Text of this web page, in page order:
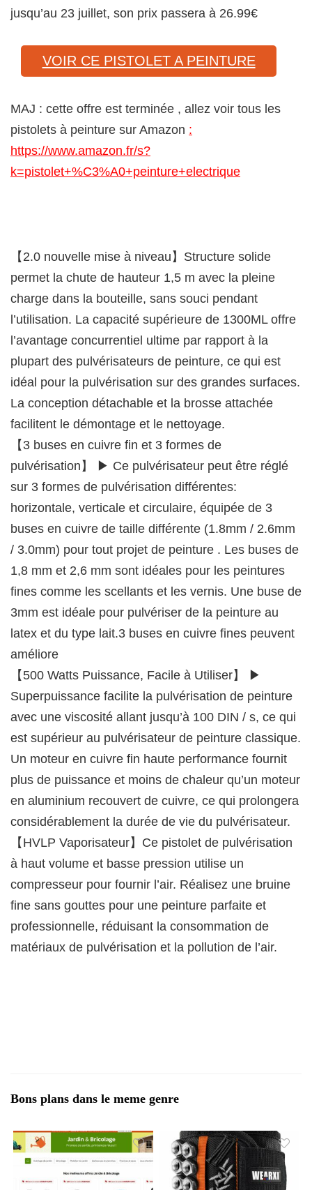
jusqu’au 23 juillet, son prix passera à 26.99€
VOIR CE PISTOLET A PEINTURE
MAJ : cette offre est terminée , allez voir tous les
pistolets à peinture sur Amazon :
https://www.amazon.fr/s?
k=pistolet+%C3%A0+peinture+electrique
【2.0 nouvelle mise à niveau】Structure solide
permet la chute de hauteur 1,5 m avec la pleine
charge dans la bouteille, sans souci pendant
l’utilisation. La capacité supérieure de 1300ML offre
l’avantage concurrentiel ultime par rapport à la
plupart des pulvérisateurs de peinture, ce qui est
idéal pour la pulvérisation sur des grandes surfaces.
La conception détachable et la brosse attachée
facilitent le démontage et le nettoyage.
【3 buses en cuivre fin et 3 formes de
pulvérisation】 ▶ Ce pulvérisateur peut être réglé
sur 3 formes de pulvérisation différentes:
horizontale, verticale et circulaire, équipée de 3
buses en cuivre de taille différente (1.8mm / 2.6mm
/ 3.0mm) pour tout projet de peinture . Les buses de
1,8 mm et 2,6 mm sont idéales pour les peintures
fines comme les scellants et les vernis. Une buse de
3mm est idéale pour pulvériser de la peinture au
latex et du type lait.3 buses en cuivre fines peuvent
améliore
【500 Watts Puissance, Facile à Utiliser】 ▶
Superpuissance facilite la pulvérisation de peinture
avec une viscosité allant jusqu’à 100 DIN / s, ce qui
est supérieur au pulvérisateur de peinture classique.
Un moteur en cuivre fin haute performance fournit
plus de puissance et moins de chaleur qu’un moteur
en aluminium recouvert de cuivre, ce qui prolongera
considérablement la durée de vie du pulvérisateur.
【HVLP Vaporisateur】Ce pistolet de pulvérisation
à haut volume et basse pression utilise un
compresseur pour fournir l’air. Réalisez une bruine
fine sans gouttes pour une peinture parfaite et
professionnelle, réduisant la consommation de
matériaux de pulvérisation et la pollution de l’air.
Bons plans dans le meme genre